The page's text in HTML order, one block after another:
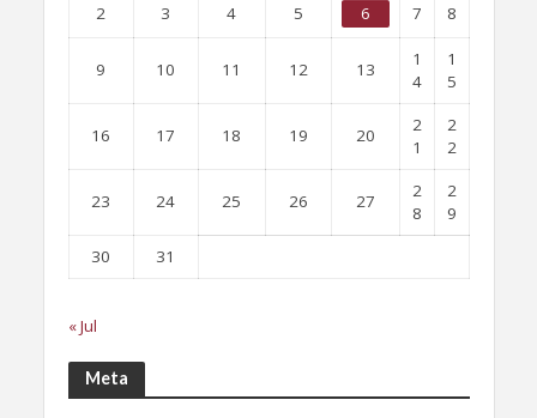
2 3 4 5 6 7 8
9 10 11 12 13
1
4
1
5
16 17 18 19 20
2
1
2
2
23 24 25 26 27
2
8
2
9
30
31
« Jul
Meta